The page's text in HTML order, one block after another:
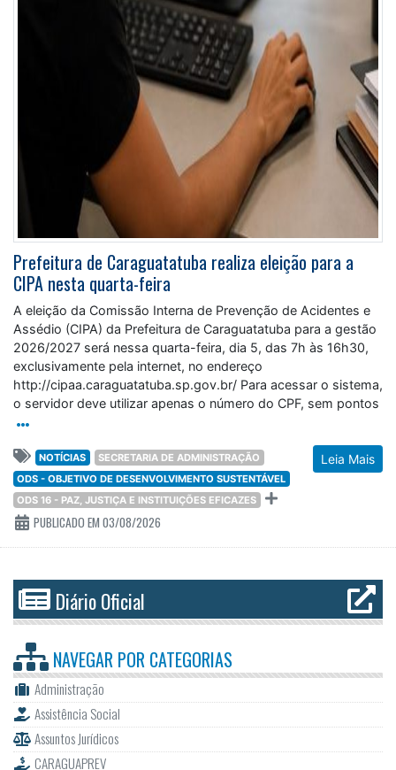
Prefeitura de Caraguatatuba realiza eleição para a
CIPA nesta quarta-feira
A eleição da Comissão Interna de Prevenção de Acidentes e
Assédio (CIPA) da Prefeitura de Caraguatatuba para a gestão
2026/2027 será nessa quarta-feira, dia 5, das 7h às 16h30,
exclusivamente pela internet, no endereço
http://cipaa.caraguatatuba.sp.gov.br/ Para acessar o sistema,
o servidor deve utilizar apenas o número do CPF, sem pontos
Leia Mais
NOTÍCIAS
SECRETARIA DE ADMINISTRAÇÃO
ODS - OBJETIVO DE DESENVOLVIMENTO SUSTENTÁVEL
ODS 16 - PAZ, JUSTIÇA E INSTITUIÇÕES EFICAZES
PUBLICADO EM 03/08/2026
Diário Oficial
NAVEGAR POR CATEGORIAS
Administração
Assistência Social
Assuntos Jurídicos
CARAGUAPREV